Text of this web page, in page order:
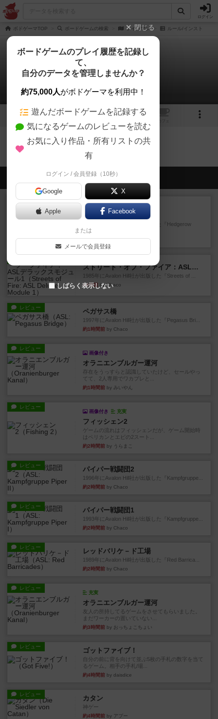
ログイン
ボドゲーマTOP ボードゲームの検索 ケイブマン ルール/インスト
ケイブマン
0件のルール/インスト
1 1
ケイブマンのトップに戻る
会員の新しい投稿
レビュー
ヘッジロウ・ヘル
1987年にAvalon Hill社が出版した『Hedgerow
He...
26分前by Chaco
ストリート・オブ・ファイア：ASLデラックスモジュール1
1985年にAvalon Hill社が出版した『Streets of ...
44分前 by Chaco
レビュー ペガサス橋
1997年にAvalon Hill社が出版した『Pegasus Bri...
約1時間前 by Chaco
レビュー
画像付き
オラニエンブルガー運河
存在をうっすらと認識していたけど、セールやっ
てて、2人専用でワカプレと...
約1時間前 by みいやん
レビュー
画像付き 充実
フィッシェン2
ゲームの流れはフィッシェンだが、ゲーム開始時
はペリカンとエビの2スート...
約2時間前 by うらまこ
レビュー パイパー戦闘団2
1996年にAvalon Hill社が出版した『Kampfgruppe...
約2時間前 by Chaco
レビュー パイパー戦闘団1
1993年にAvalon Hill社が出版した『Kampfgruppe...
約2時間前 by Chaco
レビュー レッドバリケ－ド工場
1989年にAvalon Hill社が出版した『Red Barrica...
約2時間前 by Chaco
レビュー
充実
オラニエンブルガー運河
友人の所持してるゲームをさせてもらいました。
まだワーカーの置いていない...
約3時間前 by おっちょこちょい
レビュー ゴットファイブ！
自分の前に背を向けて並ぶ5枚の手札の数字を当て
るゲーム。相手の手札/場...
約4時間前 by daisdice
レビュー カタン
神ゲー
約4時間前 by アプー
閉じる
ボードゲームのプレイ履歴を記録し
て、
自分のデータを管理しませんか？
約75,000人がボドゲーマを利用中！
遊んだボードゲームを記録する
気になるゲームのレビューを読む
お気に入り作品・所有リストの共
有
ログイン / 会員登録（10秒）
Google X
Apple Facebook
または
メールで会員登録
しばらく表示しない